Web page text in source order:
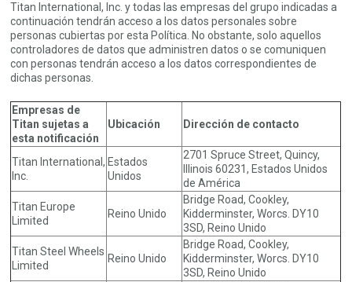
Titan International, Inc. y todas las empresas del grupo indicadas a
continuación tendrán acceso a los datos personales sobre
personas cubiertas por esta Política. No obstante, solo aquellos
controladores de datos que administren datos o se comuniquen
con personas tendrán acceso a los datos correspondientes de
dichas personas.
Empresas de
Titan sujetas a
esta notificación
Ubicación Dirección de contacto
Titan International,
Inc.
Estados
Unidos
2701 Spruce Street, Quincy,
Illinois 60231, Estados Unidos
de América
Titan Europe
Limited
Reino Unido
Bridge Road, Cookley,
Kidderminster, Worcs. DY10
3SD, Reino Unido
Titan Steel Wheels
Limited
Reino Unido
Bridge Road, Cookley,
Kidderminster, Worcs. DY10
3SD, Reino Unido